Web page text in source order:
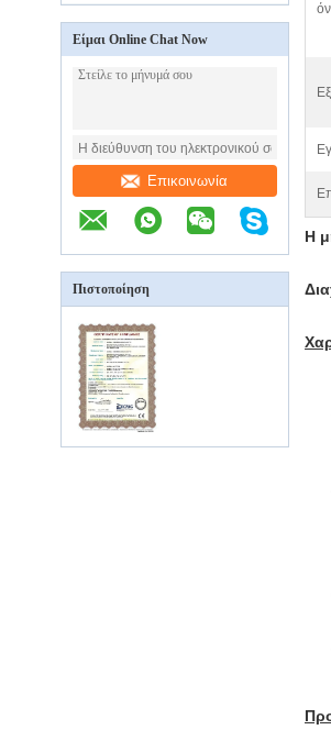
Είμαι Online Chat Now
Επικοινωνία
Πιστοποίηση
Η